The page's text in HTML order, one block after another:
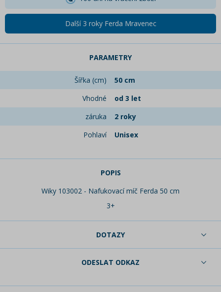
Další 3 roky Ferda Mravenec
PARAMETRY
Šířka (cm)
50 cm
Vhodné
od 3 let
záruka
2 roky
Pohlaví
Unisex
POPIS
Wiky 103002 - Nafukovací míč Ferda 50 cm
3+
DOTAZY
ODESLAT ODKAZ